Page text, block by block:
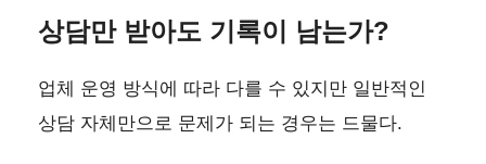
상담만 받아도 기록이 남는가?
업체 운영 방식에 따라 다를 수 있지만 일반적인
상담 자체만으로 문제가 되는 경우는 드물다.